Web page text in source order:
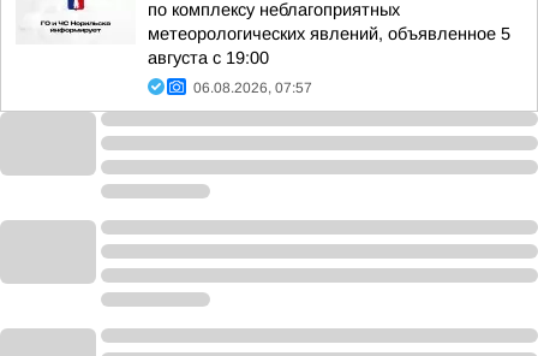
по комплексу неблагоприятных
метеорологических явлений, объявленное 5
августа с 19:00
06.08.2026, 07:57